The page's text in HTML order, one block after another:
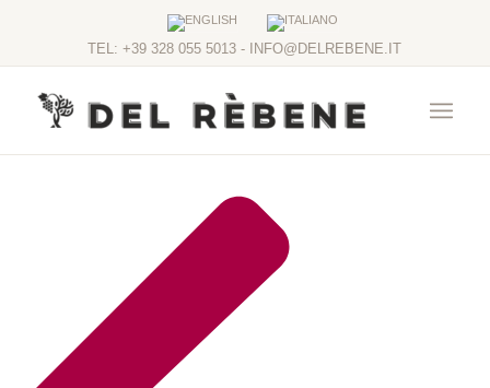
TEL: +39 328 055 5013 - INFO@DELREBENE.IT